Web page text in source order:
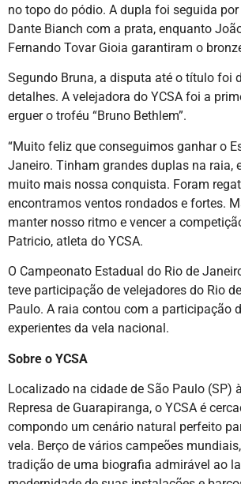
no topo do pódio. A dupla foi seguida
Dante Bianch com a prata, enquanto
Fernando Tovar Gioia garantiram o
Segundo Bruna, a disputa até o título foi
detalhes. A velejadora do YCSA foi a
erguer o troféu “Bruno Bethlem”.
“Muito feliz que conseguimos ganhar o
Janeiro. Tinham grandes duplas na raia,
muito mais nossa conquista. Foram
encontramos ventos rondados e fortes.
manter nosso ritmo e vencer a
Patricio, atleta do YCSA.
O Campeonato Estadual do Rio de
teve participação de velejadores do Rio
Paulo. A raia contou com a participação
experientes da vela nacional.
Sobre o YCSA
Localizado na cidade de São Paulo (SP)
Represa de Guarapiranga, o YCSA é
compondo um cenário natural perfeito
vela. Berço de vários campeões
tradição de uma biografia admirável ao